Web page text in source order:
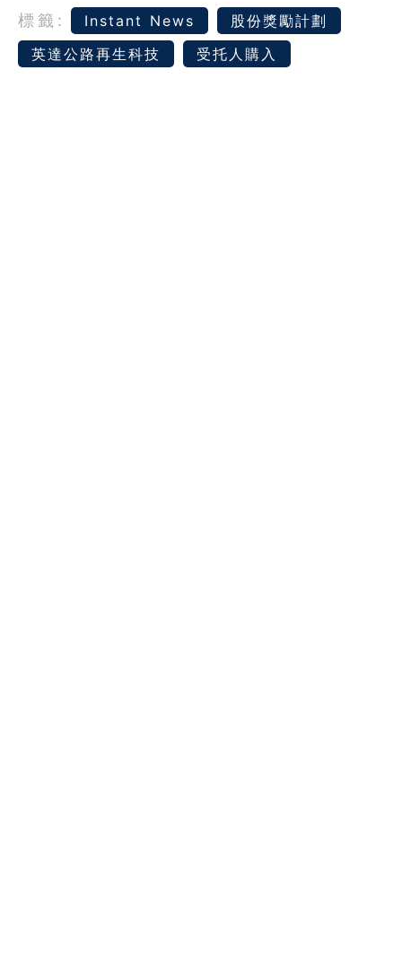
標籤: Instant News
股份獎勵計劃
英達公路再生科技
受托人購入